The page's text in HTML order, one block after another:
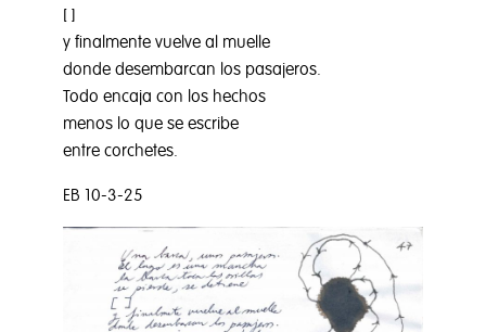
[ ]
y finalmente vuelve al muelle
donde desembarcan los pasajeros.
Todo encaja con los hechos
menos lo que se escribe
entre corchetes.
EB 10-3-25